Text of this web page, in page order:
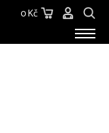
0 Kč